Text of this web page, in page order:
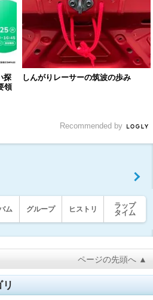
探
領
しんがりレーサーの筑波の歩み
Recommended by
ム グループ ヒストリ
ラップ
タイム
ページの先頭へ ▲